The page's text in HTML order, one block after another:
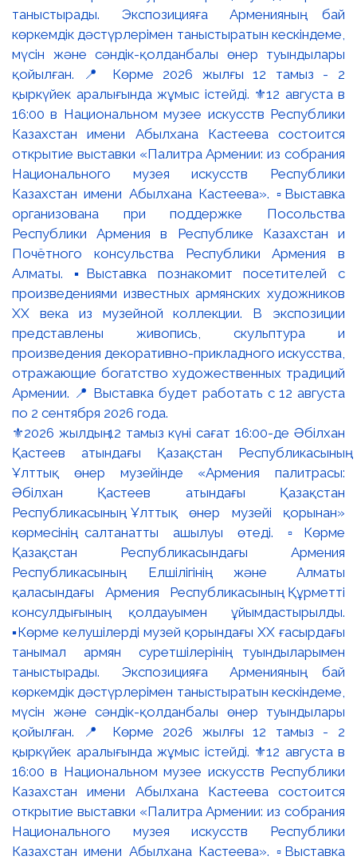
⚜️2026 жылдың 12 тамыз күні сағат 16:00-де Әбілхан
Қастеев атындағы Қазақстан Республикасының
Ұлттық өнер музейінде «Армения палитрасы:
Әбілхан Қастеев атындағы Қазақстан
Республикасының Ұлттық өнер музейі қорынан»
көрмесінің салтанатты ашылуы өтеді. ▫️Көрме
Қазақстан Республикасындағы Армения
Республикасының Елшілігінің және Алматы
қаласындағы Армения Республикасының Құрметті
консулдығының қолдауымен ұйымдастырылды.
▪️Көрме келушілерді музей қорындағы ХХ ғасырдағы
танымал армян суретшілерінің туындыларымен
таныстырады. Экспозицияға Арменияның бай
көркемдік дәстүрлерімен таныстыратын кескіндеме,
мүсін және сәндік-қолданбалы өнер туындылары
қойылған. 📍 Көрме 2026 жылғы 12 тамыз - 2
қыркүйек аралығында жұмыс істейді. ⚜️12 августа в
16:00 в Национальном музее искусств Республики
Казахстан имени Абылхана Кастеева состоится
открытие выставки «Палитра Армении: из собрания
Национального музея искусств Республики
Казахстан имени Абылхана Кастеева». ▫️Выставка